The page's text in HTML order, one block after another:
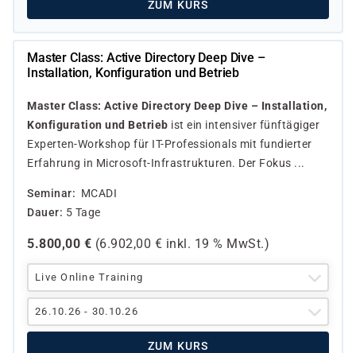
ZUM KURS
Master Class: Active Directory Deep Dive –
Installation, Konfiguration und Betrieb
Master Class: Active Directory Deep Dive – Installation,
Konfiguration und Betrieb ist ein intensiver fünftägiger
Experten-Workshop für IT-Professionals mit fundierter
Erfahrung in Microsoft-Infrastrukturen. Der Fokus ...
Seminar
MCADI
Dauer
5 Tage
5.800,00 € (6.902,00 € inkl. 19 % MwSt.)
Live Online Training
26.10.26 - 30.10.26
ZUM KURS